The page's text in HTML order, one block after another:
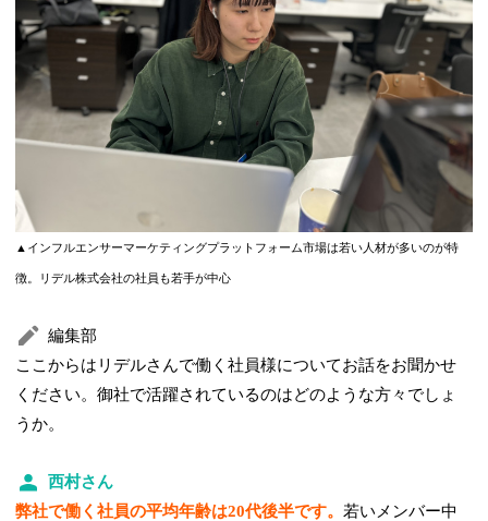
▲インフルエンサーマーケティングプラットフォーム市場は若い人材が多いのが特
徴。リデル株式会社の社員も若手が中心
編集部
ここからはリデルさんで働く社員様についてお話をお聞かせ
ください。御社で活躍されているのはどのような方々でしょ
うか。
西村さん
弊社で働く社員の平均年齢は20代後半です。 若いメンバー中